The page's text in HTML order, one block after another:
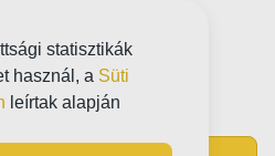
statisztikák
használ, a Süti
leírtak alapján